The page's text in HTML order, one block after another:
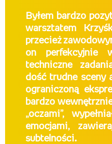
Byłem bardzo
warsztatem
przecież
on perfekcyjnie
techniczne
dość trudne sceny
ograniczoną
bardzo
„oczami”,
emocjami,
subtelności.